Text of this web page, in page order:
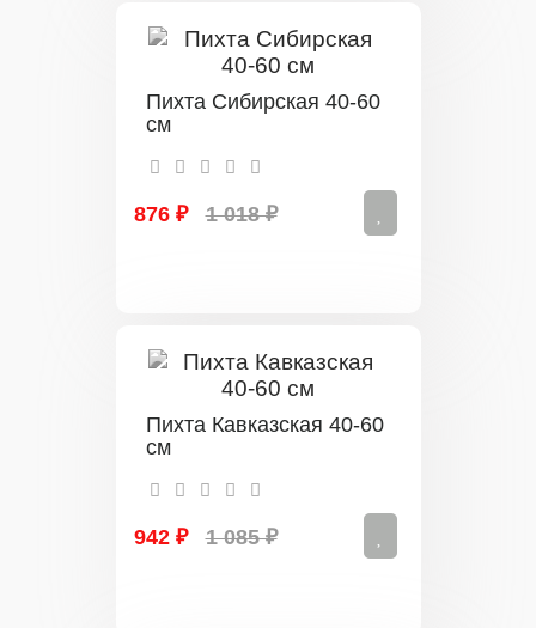
Пихта Сибирская 40-60
см
876 ₽ 1 018 ₽
Пихта Кавказская 40-60
см
942 ₽ 1 085 ₽